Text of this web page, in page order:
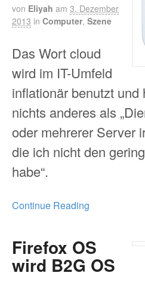
von Eliyah am 3. Dezember
2013 in Computer, Szene
Das Wort cloud
wird im IT-Umfeld
inflationär benutzt und
nichts anderes als
oder mehrerer Server
die ich nicht den
habe“.
Continue Reading
Firefox OS
wird B2G OS